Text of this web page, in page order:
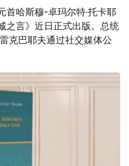
首哈斯穆-卓玛尔特·托卡耶
言》近日正式出版。总统
克巴耶夫通过社交媒体公